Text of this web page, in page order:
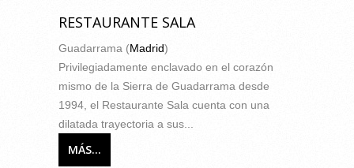
RESTAURANTE SALA
Guadarrama (Madrid)
Privilegiadamente enclavado en el corazón
mismo de la Sierra de Guadarrama desde
1994, el Restaurante Sala cuenta con una
dilatada trayectoria a sus...
MÁS...